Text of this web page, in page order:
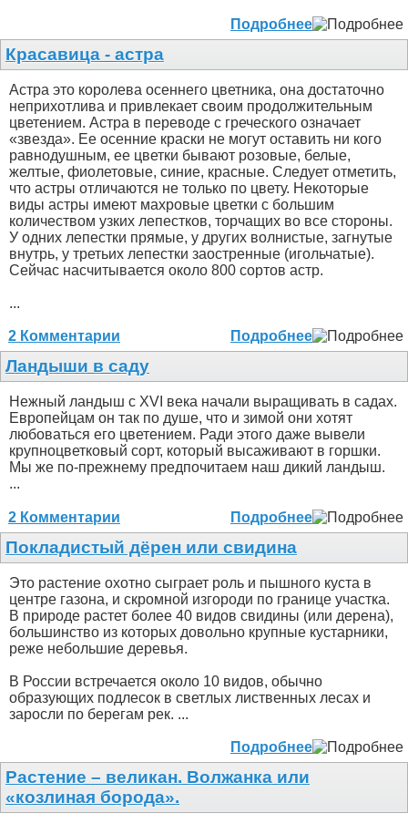
Подробнее
Красавица - астра
Астра это королева осеннего цветника, она достаточно
неприхотлива и привлекает своим продолжительным
цветением. Астра в переводе с греческого означает
«звезда». Ее осенние краски не могут оставить ни кого
равнодушным, ее цветки бывают розовые, белые,
желтые, фиолетовые, синие, красные. Следует отметить,
что астры отличаются не только по цвету. Некоторые
виды астры имеют махровые цветки с большим
количеством узких лепестков, торчащих во все стороны.
У одних лепестки прямые, у других волнистые, загнутые
внутрь, у третьих лепестки заостренные (игольчатые).
Сейчас насчитывается около 800 сортов астр.
...
2 Комментарии Подробнее
Ландыши в саду
Нежный ландыш с XVI века начали выращивать в садах.
Европейцам он так по душе, что и зимой они хотят
любоваться его цветением. Ради этого даже вывели
крупноцветковый сорт, который высаживают в горшки.
Мы же по-прежнему предпочитаем наш дикий ландыш.
...
2 Комментарии Подробнее
Покладистый дёрен или свидина
Это растение охотно сыграет роль и пышного куста в
центре газона, и скромной изгороди по границе участка.
В природе растет более 40 видов свидины (или дерена),
большинство из которых довольно крупные кустарники,
реже небольшие деревья.
В России встречается около 10 видов, обычно
образующих подлесок в светлых лиственных лесах и
заросли по берегам рек. ...
Подробнее
Растение – великан. Волжанка или
«козлиная борода».